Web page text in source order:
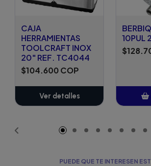
CAJA
HERRAMIENTAS
TOOLCRAFT INOX
20" REF. TC4044
$104.600 COP
Ver detalles
10PUL
PUEDE QUE TE INTERESEN